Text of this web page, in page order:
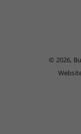
© 2026,